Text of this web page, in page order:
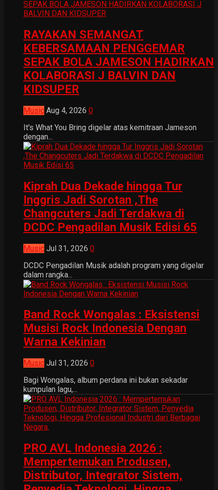
RAYAKAN SEMANGAT
KEBERSAMAAN PENGGEMAR
SEPAK BOLA JAMESON HADIRKAN
KOLABORASI J BALVIN DAN
KIDSUPER
Music Aug 4, 2026 0
It's What You Bring digelar atas kemitraan Jameson
dengan...
Kiprah Dua Dekade hingga Tur
Inggris Jadi Sorotan ,The
Changcuters Jadi Terdakwa di
DCDC Pengadilan Musik Edisi 65
Music Jul 31, 2026 0
DCDC Pengadilan Musik adalah program yang digelar
dalam rangka...
Band Rock Wongalas : Eksistensi
Musisi Rock Indonesia Dengan
Warna Kekinian
Music Jul 31, 2026 0
Bagi Wongalas, album perdana ini bukan sekadar
kumpulan lagu,...
PRO AVL Indonesia 2026 :
Mempertemukan Produsen,
Distributor, Integrator Sistem,